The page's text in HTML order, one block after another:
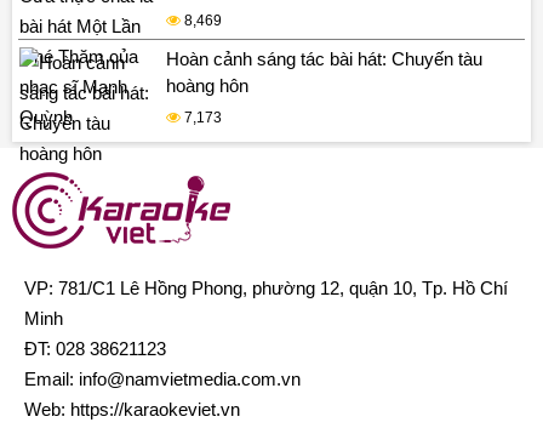
8,469
Hoàn cảnh sáng tác bài hát: Chuyến tàu
hoàng hôn
7,173
VP: 781/C1 Lê Hồng Phong, phường 12, quận 10, Tp. Hồ Chí
Minh
ĐT: 028 38621123
Email: info@namvietmedia.com.vn
Web: https://karaokeviet.vn